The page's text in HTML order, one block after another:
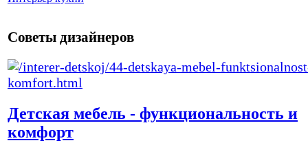
Советы дизайнеров
Детская мебель - функциональность и
комфорт